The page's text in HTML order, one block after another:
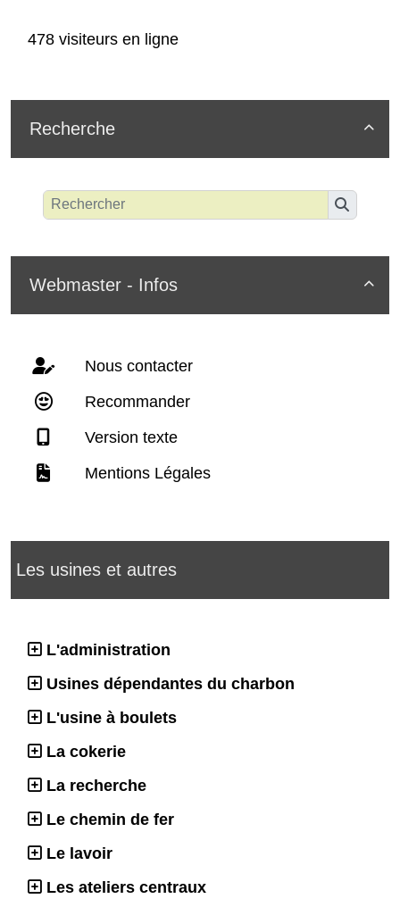
478 visiteurs en ligne

Recherche

Webmaster - Infos
Nous contacter
Recommander
Version texte
Mentions Légales
Les usines et autres
L'administration
Usines dépendantes du charbon
L'usine à boulets
La cokerie
La recherche
Le chemin de fer
Le lavoir
Les ateliers centraux